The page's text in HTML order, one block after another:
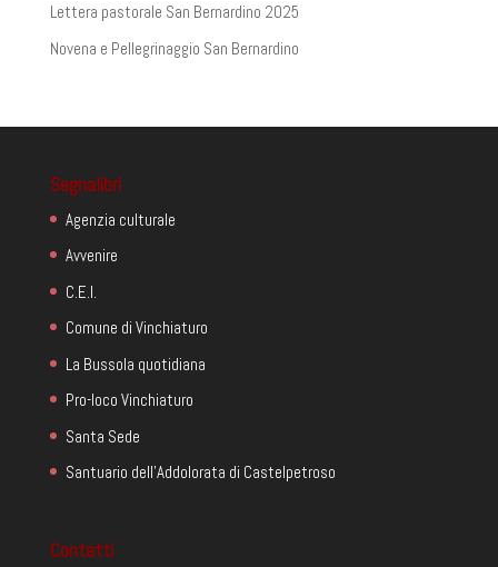
Lettera pastorale San Bernardino 2025
Novena e Pellegrinaggio San Bernardino
Segnalibri
Agenzia culturale
Avvenire
C.E.I.
Comune di Vinchiaturo
La Bussola quotidiana
Pro-loco Vinchiaturo
Santa Sede
Santuario dell'Addolorata di Castelpetroso
Contatti